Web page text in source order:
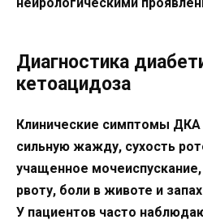
нейрологическими
Диагностика
кетоацидоза
Клинические симптомы ДКА
сильную жажду, сухость
учащенное
рвоту, боли в животе и
У пациентов часто